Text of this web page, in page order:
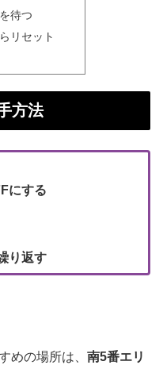
待つ
リセット
方法
にする
り返す
めの場所は、 南5番エリ